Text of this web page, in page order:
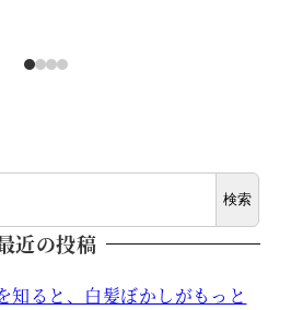
検索
近の投稿
知ると、白髪ぼかしがもっと